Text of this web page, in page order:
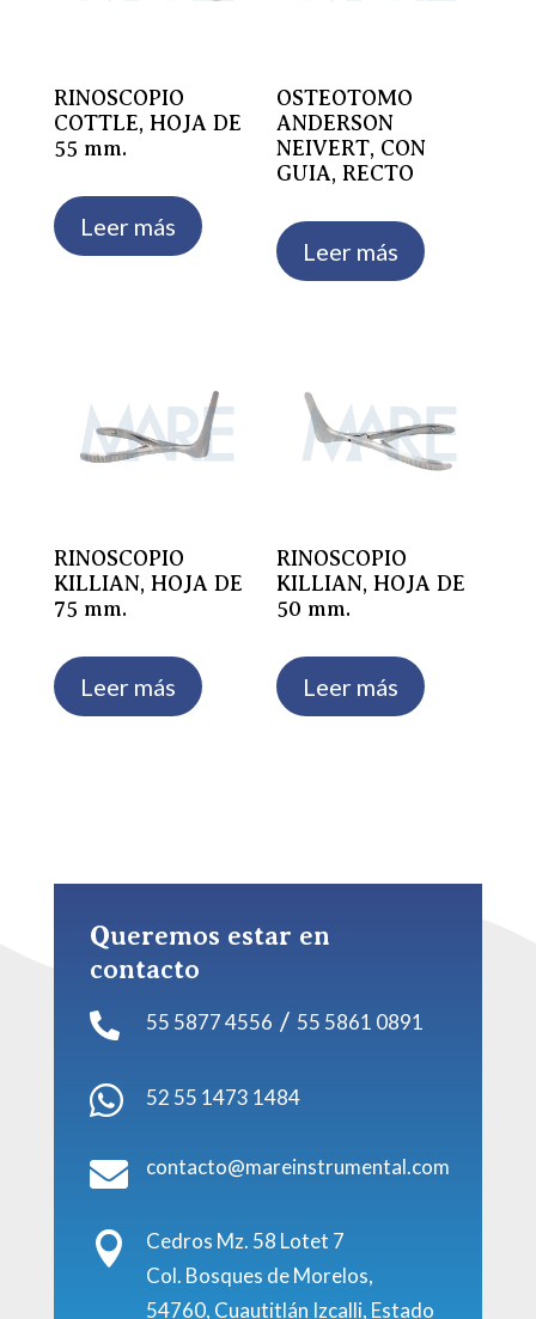
RINOSCOPIO
COTTLE, HOJA DE
55 mm.
Leer más
OSTEOTOMO
ANDERSON
NEIVERT, CON
GUIA, RECTO
Leer más
RINOSCOPIO
KILLIAN, HOJA DE
75 mm.
Leer más
RINOSCOPIO
KILLIAN, HOJA DE
50 mm.
Leer más
Queremos estar en
contacto

55 5877 4556 / 55 5861 0891
 52 55 1473 1484
 contacto@mareinstrumental.com

Cedros Mz. 58 Lotet 7
Col. Bosques de Morelos,
54760, Cuautitlán Izcalli, Estado